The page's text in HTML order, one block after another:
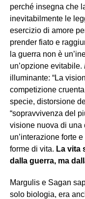
perché insegna che
inevitabilmente le
esercizio di amore
prender fiato e
la guerra non è
un’opzione evitabile.
illuminante: “La
competizione
specie, distorsione
“sopravvivenza del
visione nuova di una
un’interazione forte
forme di vita. La vita
dalla guerra, ma
Margulis e Sagan
solo biologia, era